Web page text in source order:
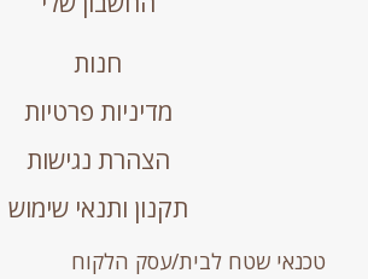
חנות
מדיניות פרטיות
הצהרת נגישות
תקנון ותנאי שימוש
טכנאי שטח לבית/עסק הלקוח